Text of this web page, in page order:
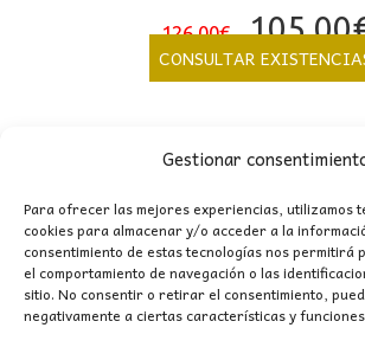
Gestionar
Para ofrecer las mejores experiencias, utilizamos
cookies para almacenar y/o acceder a la
consentimiento de estas tecnologías nos permitirá
el comportamiento de navegación o las
sitio. No consentir o retirar el consentimiento,
negativamente a ciertas características y
126,00€
El
precio
original
105,00
CONSULTAR
CONTACTO
MI CUENTA